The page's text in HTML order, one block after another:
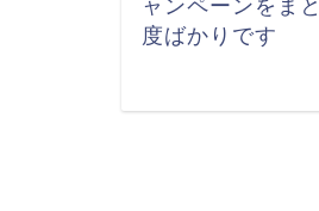
ャンペーンをま
度ばかりです